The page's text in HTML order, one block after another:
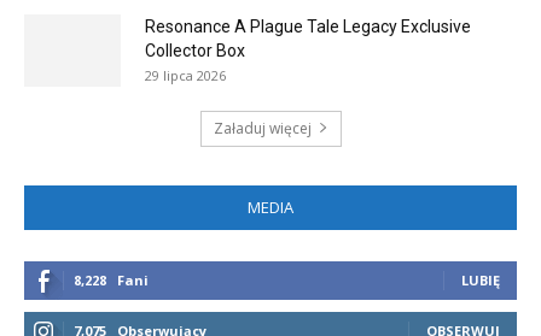
Resonance A Plague Tale Legacy Exclusive
Collector Box
29 lipca 2026
Załaduj więcej
MEDIA
8,228 Fani LUBIĘ
7,075 Obserwujący OBSERWUJ